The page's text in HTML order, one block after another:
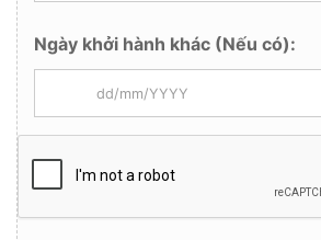
Ngày khởi hành khác (Nếu có):